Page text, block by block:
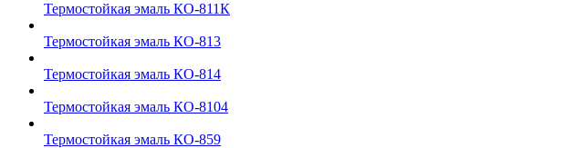
Термостойкая эмаль КО-811К
Термостойкая эмаль КО-813
Термостойкая эмаль КО-814
Термостойкая эмаль КО-8104
Термостойкая эмаль КО-859